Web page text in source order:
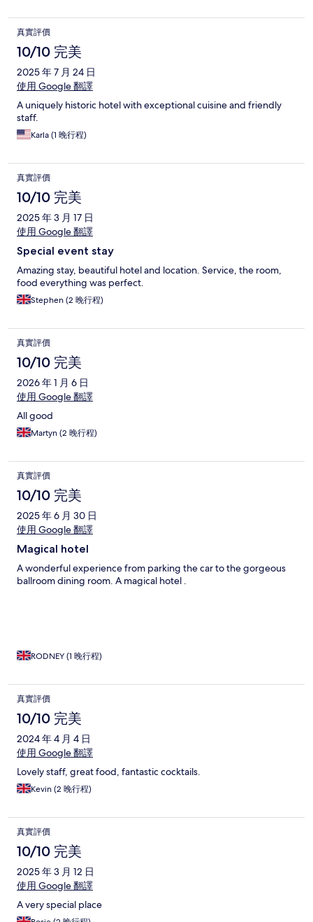
真實評價
10/10 完美
2025 年 7 月 24 日
使用 Google 翻譯
A uniquely historic hotel with exceptional cuisine and friendly
staff.
Karla (1 晚行程)
真實評價
10/10 完美
2025 年 3 月 17 日
使用 Google 翻譯
Special event stay
Amazing stay, beautiful hotel and location. Service, the room,
food everything was perfect.
Stephen (2 晚行程)
真實評價
10/10 完美
2026 年 1 月 6 日
使用 Google 翻譯
All good
Martyn (2 晚行程)
真實評價
10/10 完美
2025 年 6 月 30 日
使用 Google 翻譯
Magical hotel
A wonderful experience from parking the car to the gorgeous
ballroom dining room. A magical hotel .
RODNEY (1 晚行程)
真實評價
10/10 完美
2024 年 4 月 4 日
使用 Google 翻譯
Lovely staff, great food, fantastic cocktails.
Kevin (2 晚行程)
真實評價
10/10 完美
2025 年 3 月 12 日
使用 Google 翻譯
A very special place